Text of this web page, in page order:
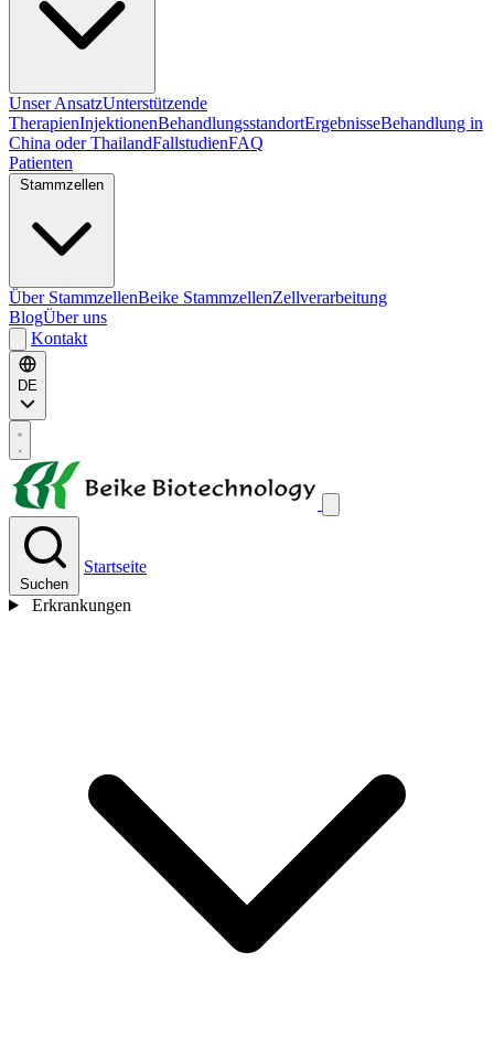
Unser AnsatzUnterstützende
TherapienInjektionenBehandlungsstandortErgebnisseBehandlung in
China oder ThailandFallstudienFAQ
Patienten
Über StammzellenBeike StammzellenZellverarbeitung
BlogÜber uns
Kontakt
DE
Suchen
Startseite
Erkrankungen